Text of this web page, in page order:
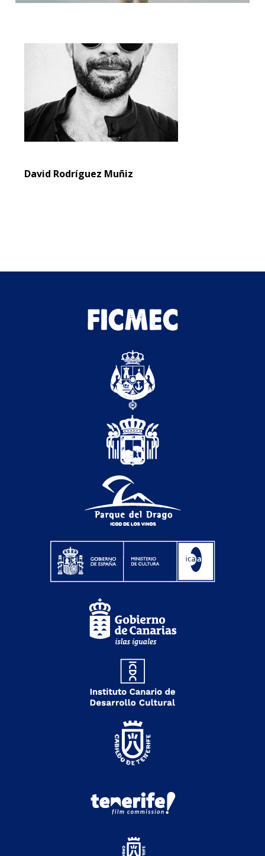
David Rodríguez Muñiz